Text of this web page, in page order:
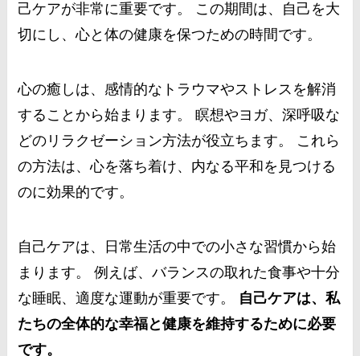
己ケアが非常に重要です。 この期間は、自己を大
切にし、心と体の健康を保つための時間です。
心の癒しは、感情的なトラウマやストレスを解消
することから始まります。 瞑想やヨガ、深呼吸な
どのリラクゼーション方法が役立ちます。 これら
の方法は、心を落ち着け、内なる平和を見つける
のに効果的です。
自己ケアは、日常生活の中での小さな習慣から始
まります。 例えば、バランスの取れた食事や十分
な睡眠、適度な運動が重要です。 自己ケアは、私
たちの全体的な幸福と健康を維持するために必要
です。